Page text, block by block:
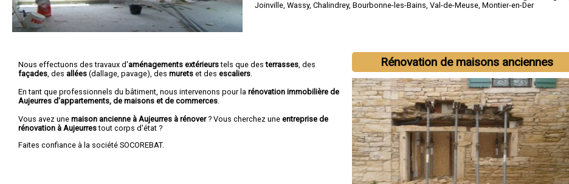
Joinville ,Wassy,Chalindrey,Bourbonne-les-Bains ,Val-de-Meuse ,Montier-en-Der
Rénovation de maisons anciennes
Nous effectuons des travaux d'aménagements extérieurstels que desterrasses , des
façades , des allées (dallage, pavage), des murets et des escaliers
En tant que professionnels du bâtiment, nous intervenons pour la rénovation immobilière de
Aujeurres d'appartements, de maisons et de commerces
Vous avez une maison ancienne à Aujeurres à rénover? Vous cherchez une entreprise de
rénovation à Aujeurrestout corps d'état ?
Faites confiance à la société SOCOREBAT.